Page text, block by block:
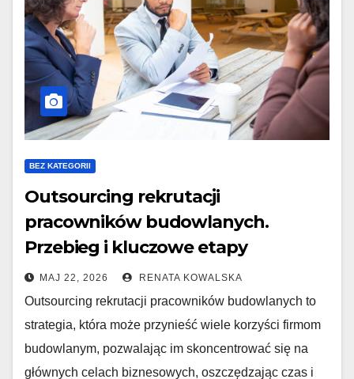
BEZ KATEGORII
Outsourcing rekrutacji
pracowników budowlanych.
Przebieg i kluczowe etapy
MAJ 22, 2026 RENATA KOWALSKA
Outsourcing rekrutacji pracowników budowlanych to
strategia, która może przynieść wiele korzyści firmom
budowlanym, pozwalając im skoncentrować się na
głównych celach biznesowych, oszczędzając czas i